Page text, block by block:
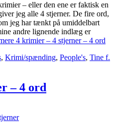
– eller den ene er faktisk en
jeg alle 4 stjerner. De fire ord,
jeg har tænkt på umiddelbart
andre lignende indlæg er
4 krimier – 4 stjerner – 4 ord
, Krimi/spænding, People's, Tine f.
– 4 ord